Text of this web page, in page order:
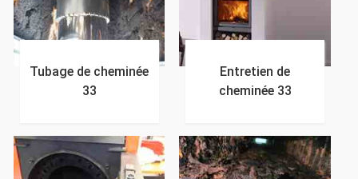
Tubage de cheminée
33
Entretien de
cheminée 33